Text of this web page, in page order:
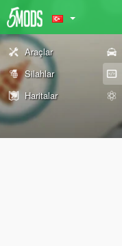
Araçlar
Silahlar
Haritalar